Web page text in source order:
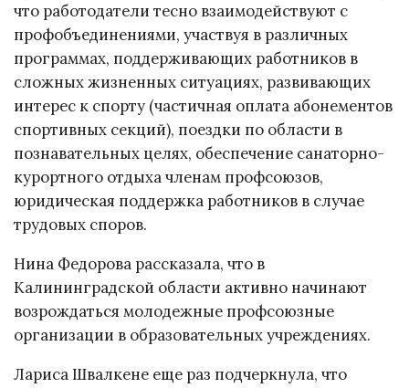
что работодатели тесно взаимодействуют с
профобъединениями, участвуя в различных
программах, поддерживающих работников в
сложных жизненных ситуациях, развивающих
интерес к спорту (частичная оплата абонементов
спортивных секций), поездки по области в
познавательных целях, обеспечение санаторно-
курортного отдыха членам профсоюзов,
юридическая поддержка работников в случае
трудовых споров.
Нина Федорова рассказала, что в
Калининградской области активно начинают
возрождаться молодежные профсоюзные
организации в образовательных учреждениях.
Лариса Швалкене еще раз подчеркнула, что